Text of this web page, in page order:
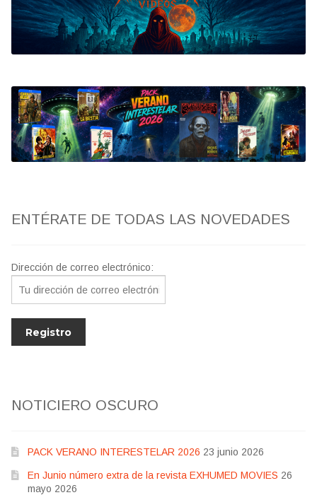
Bluray
Clasificada S
artwork
fantaterror
Jesús Franco
ENTÉRATE DE TODAS LAS NOVEDADES
Dirección de correo electrónico:
NOTICIERO OSCURO
PACK VERANO INTERESTELAR 2026 23 junio 2026
En Junio número extra de la revista EXHUMED MOVIES 26
mayo 2026